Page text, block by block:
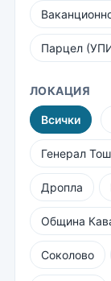
Парцел
ЛОКАЦИЯ
Всички
Генерал
Дропла
Община
Соколово